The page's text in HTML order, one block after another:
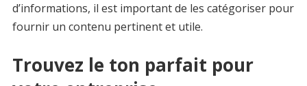
d’informations, il est important de les catégoriser pour
fournir un contenu pertinent et utile.
Trouvez le ton parfait pour